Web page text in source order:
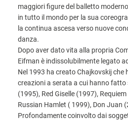
maggiori figure del balletto
in tutto il mondo per la sua
la continua ascesa verso nuove
danza.
Dopo aver dato vita alla propria
Eifman è indissolubilmente legato
Nel 1993 ha creato Chajkovskij che
creazioni a serata a cui hanno
(1995), Red Giselle (1997),
Russian Hamlet ( 1999), Don Juan
Profondamente coinvolto dai